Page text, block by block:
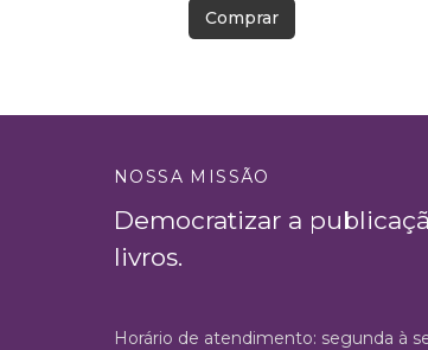
Comprar
NOSSA MISSÃO
Democratizar a
livros.
Horário de atendimento: segunda à